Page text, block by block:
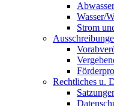
Abwasser
Wasser/
Strom
Rechtliches u.